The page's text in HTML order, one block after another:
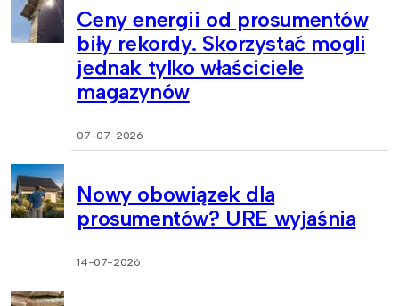
Ceny energii od prosumentów
biły rekordy. Skorzystać mogli
jednak tylko właściciele
magazynów
07-07-2026
Nowy obowiązek dla
prosumentów? URE wyjaśnia
14-07-2026